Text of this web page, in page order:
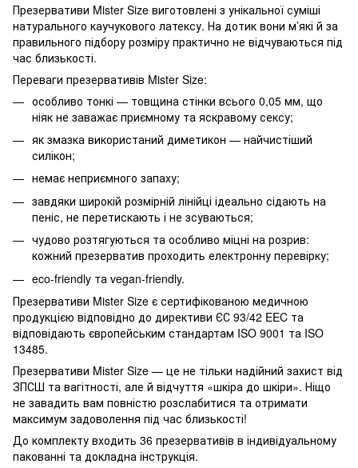
Презервативи Mister Size виготовлені з унікальної суміші
натурального каучукового латексу. На дотик вони м’які й за
правильного підбору розміру практично не відчуваються під
час близькості.
Переваги презервативів Mister Size:
особливо тонкі — товщина стінки всього 0,05 мм, що
ніяк не заважає приємному та яскравому сексу;
як змазка використаний диметикон — найчистіший
силікон;
немає неприємного запаху;
завдяки широкій розмірній лінійці ідеально сідають на
пеніс, не перетискають і не зсуваються;
чудово розтягуються та особливо міцні на розрив:
кожний презерватив проходить електронну перевірку;
eco-friendly та vegan-friendly.
Презервативи Mister Size є сертифікованою медичною
продукцією відповідно до директиви ЄС 93/42 EEC та
відповідають європейським стандартам ISO 9001 та ISO
13485.
Презервативи Mister Size — це не тільки надійний захист від
ЗПСШ та вагітності, але й відчуття «шкіра до шкіри». Ніщо
не завадить вам повністю розслабитися та отримати
максимум задоволення під час близькості!
До комплекту входить 36 презервативів в індивідуальному
пакованні та докладна інструкція.